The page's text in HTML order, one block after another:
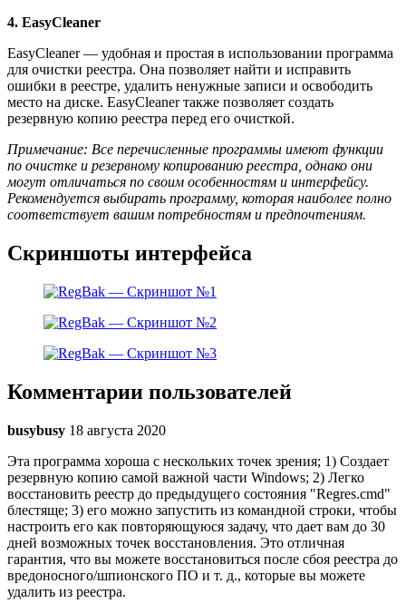
4. EasyCleaner
EasyCleaner — удобная и простая в использовании программа
для очистки реестра. Она позволяет найти и исправить
ошибки в реестре, удалить ненужные записи и освободить
место на диске. EasyCleaner также позволяет создать
резервную копию реестра перед его очисткой.
Примечание: Все перечисленные программы имеют функции
по очистке и резервному копированию реестра, однако они
могут отличаться по своим особенностям и интерфейсу.
Рекомендуется выбирать программу, которая наиболее полно
соответствует вашим потребностям и предпочтениям.
Скриншоты интерфейса
Комментарии пользователей
busybusy 18 августа 2020
Эта программа хороша с нескольких точек зрения; 1) Создает
резервную копию самой важной части Windows; 2) Легко
восстановить реестр до предыдущего состояния "Regres.cmd"
блестяще; 3) его можно запустить из командной строки, чтобы
настроить его как повторяющуюся задачу, что дает вам до 30
дней возможных точек восстановления. Это отличная
гарантия, что вы можете восстановиться после сбоя реестра до
вредоносного/шпионского ПО и т. д., которые вы можете
удалить из реестра.